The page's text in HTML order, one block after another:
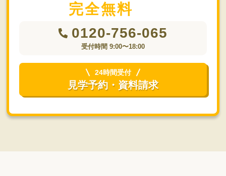
完全無料
0120-756-065
受付時間 9:00〜18:00
24時間受付
見学予約・資料請求